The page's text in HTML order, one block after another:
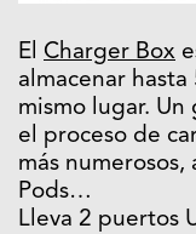
El Charger Box
almacenar
mismo lugar.
el proceso de
más numerosos,
Pods…
Lleva 2 puertos